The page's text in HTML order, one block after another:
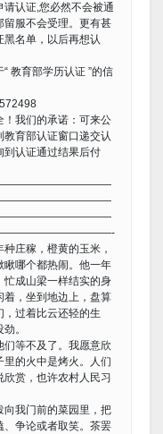
认证,您必然不会被通
留服不会受理。更有甚
名单，以后再想认
教育部学历认证 ”的信
！我们的承诺：可来公
育部认证窗口递交认
到认证通过结果后付
庄稼，橙黄的玉米，
瞅哪个都热闹。他一年
忙成山梁一样结实的身
着，坐到地边上，盘算
过着比云还轻的生
。
等不及了。我愿意欣
的火中是烤火。人们
赏，也许农村人民习
我门前的菜园里，把
、争论或者取笑。茶罢